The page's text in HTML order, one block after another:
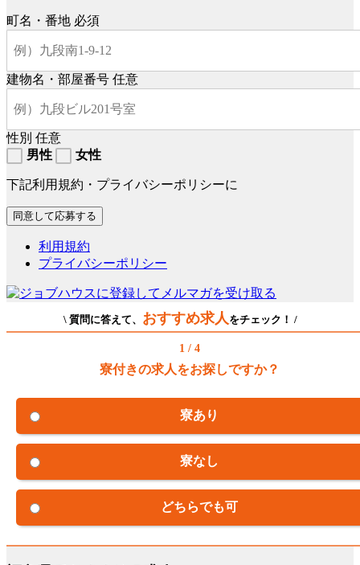
町名・番地 必須
建物名・部屋番号 任意
性別 任意
男性
女性
下記利用規約・プライバシーポリシーに
利用規約
プライバシーポリシー
\ 質問に答えて、 おすすめ求人 をチェック！ /
1 / 4
寮付きの求人をお探しですか？
寮あり
寮なし
どちらでも可